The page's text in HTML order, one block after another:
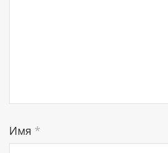
Имя *